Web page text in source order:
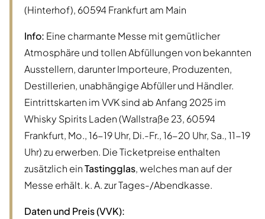
(Hinterhof), 60594 Frankfurt am Main
Info: Eine charmante Messe mit gemütlicher
Atmosphäre und tollen Abfüllungen von bekannten
Ausstellern, darunter Importeure, Produzenten,
Destillerien, unabhängige Abfüller und Händler.
Eintrittskarten im VVK sind ab Anfang 2025 im
Whisky Spirits Laden (Wallstraße 23, 60594
Frankfurt, Mo., 16-19 Uhr, Di.-Fr., 16-20 Uhr, Sa., 11-19
Uhr) zu erwerben. Die Ticketpreise enthalten
zusätzlich einTastingglas, welches man auf der
Messe erhält. k. A. zur Tages-/Abendkasse.
Daten und Preis (VVK):